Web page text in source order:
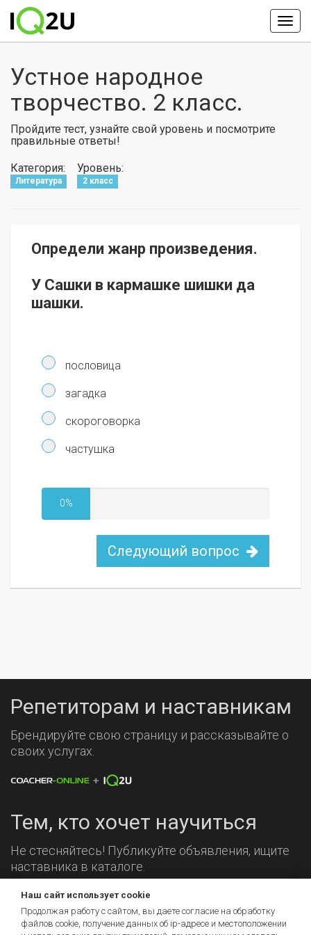
Устное народное
творчество. 2 класс.
Пройдите тест, узнайте свой уровень и посмотрите
правильные ответы!
Категория:
Литература
Уровень:
2 класс
Определи жанр произведения.
У Сашки в кармашке шишки да
шашки.
пословица
загадка
скороговорка
частушка
0%
Следующий вопрос
Репетиторам и наставникам
Брендируйте свою страницу и рассказывайте о
своих услугах.
Тем, кто хочет научиться
Не стесняйтесь! Публикуйте объявления, ищите
наставника в каталоге.
Мы на связи!
Наш сайт использует cookie
Продолжая работу с сайтом, вы даете согласие на обработку
файлов cookie, получение данных об ip-адресе и местоположении